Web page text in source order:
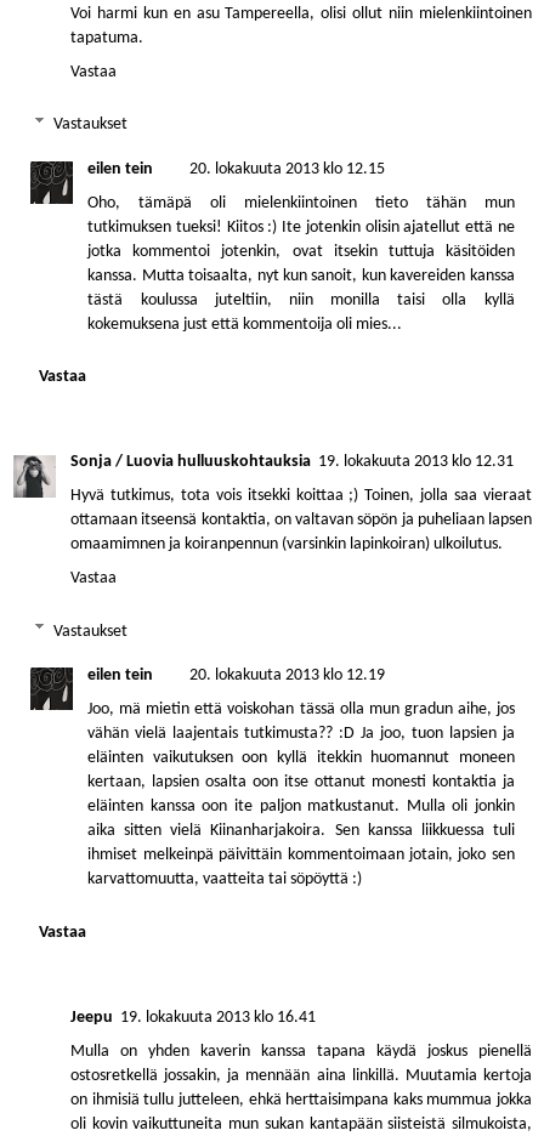
Voi harmi kun en asu Tampereella, olisi ollut niin mielenkiintoinen
tapatuma.
Vastaa
Vastaukset
eilen tein
20. lokakuuta 2013 klo 12.15
Oho, tämäpä oli mielenkiintoinen tieto tähän mun
tutkimuksen tueksi! Kiitos :) Ite jotenkin olisin ajatellut että ne
jotka kommentoi jotenkin, ovat itsekin tuttuja käsitöiden
kanssa. Mutta toisaalta, nyt kun sanoit, kun kavereiden kanssa
tästä koulussa juteltiin, niin monilla taisi olla kyllä
kokemuksena just että kommentoija oli mies...
Vastaa
Sonja / Luovia hulluuskohtauksia 19. lokakuuta 2013 klo 12.31
Hyvä tutkimus, tota vois itsekki koittaa ;) Toinen, jolla saa vieraat
ottamaan itseensä kontaktia, on valtavan söpön ja puheliaan lapsen
omaamimnen ja koiranpennun (varsinkin lapinkoiran) ulkoilutus.
Vastaa
Vastaukset
eilen tein
20. lokakuuta 2013 klo 12.19
Joo, mä mietin että voiskohan tässä olla mun gradun aihe, jos
vähän vielä laajentais tutkimusta?? :D Ja joo, tuon lapsien ja
eläinten vaikutuksen oon kyllä itekkin huomannut moneen
kertaan, lapsien osalta oon itse ottanut monesti kontaktia ja
eläinten kanssa oon ite paljon matkustanut. Mulla oli jonkin
aika sitten vielä Kiinanharjakoira. Sen kanssa liikkuessa tuli
ihmiset melkeinpä päivittäin kommentoimaan jotain, joko sen
karvattomuutta, vaatteita tai söpöyttä :)
Vastaa
Jeepu 19. lokakuuta 2013 klo 16.41
Mulla on yhden kaverin kanssa tapana käydä joskus pienellä
ostosretkellä jossakin, ja mennään aina linkillä. Muutamia kertoja
on ihmisiä tullu jutteleen, ehkä herttaisimpana kaks mummua jokka
oli kovin vaikuttuneita mun sukan kantapään siisteistä silmukoista,